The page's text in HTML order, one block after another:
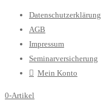
Datenschutzerklärung
AGB
Impressum
Seminarversicherung
Mein Konto
0-Artikel